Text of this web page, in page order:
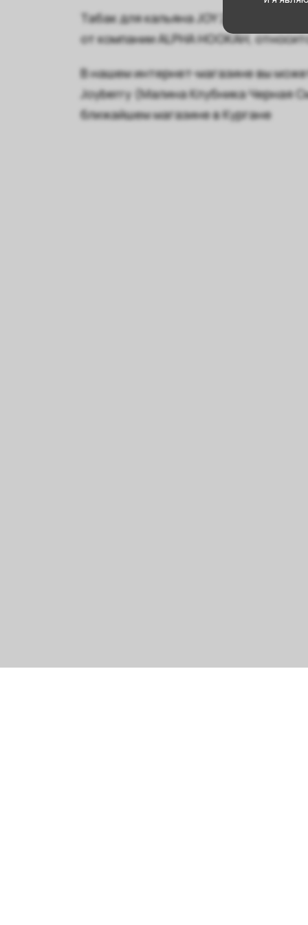
Табак для кальяна JOY 200г -
от компании ALPHA HOOKAH,
В нашем интернет-магазине вы
Joyberry (Малина Клубника Черная
ближайшем магазине в Кургане